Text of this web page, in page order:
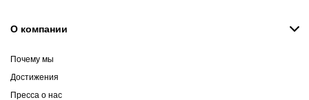
О компании
Почему мы
Достижения
Пресса о нас